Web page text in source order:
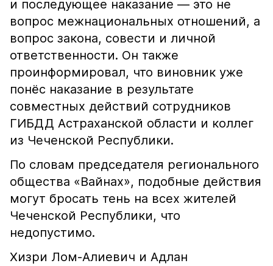
и последующее наказание — это не
вопрос межнациональных отношений, а
вопрос закона, совести и личной
ответственности. Он также
проинформировал, что виновник уже
понёс наказание в результате
совместных действий сотрудников
ГИБДД Астраханской области и коллег
из Чеченской Республики.
По словам председателя регионального
общества «Вайнах», подобные действия
могут бросать тень на всех жителей
Чеченской Республики, что
недопустимо.
Хизри Лом-Алиевич и Адлан